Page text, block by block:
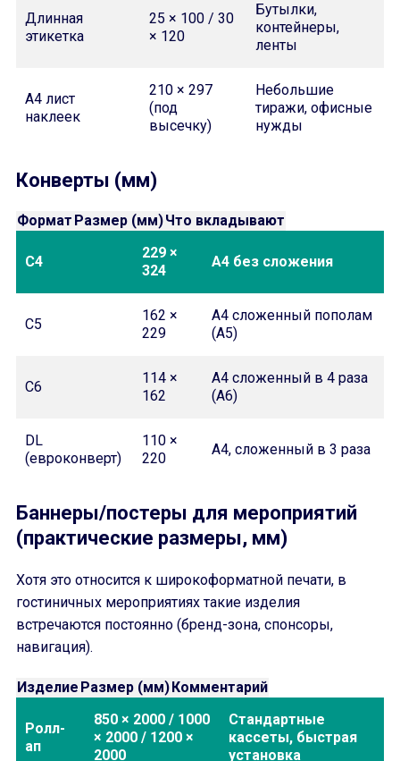
Длинная
этикетка
25 × 100 / 30
× 120
Бутылки,
контейнеры,
ленты
A4 лист
наклеек
210 × 297
(под
высечку)
Небольшие
тиражи, офисные
нужды
Конверты (мм)
Формат Размер (мм)Что вкладывают
C4
229 ×
324
A4 без сложения
C5
162 ×
229
A4 сложенный пополам
(A5)
C6
114 ×
162
A4 сложенный в 4 раза
(A6)
DL
(евроконверт)
110 ×
220
A4, сложенный в 3 раза
Баннеры/постеры для мероприятий
(практические размеры, мм)
Хотя это относится к широкоформатной печати, в
гостиничных мероприятиях такие изделия
встречаются постоянно (бренд-зона, спонсоры,
навигация).
Изделие Размер (мм)Комментарий
Ролл-
ап
850 × 2000 / 1000
× 2000 / 1200 ×
2000
Стандартные
кассеты, быстрая
установка